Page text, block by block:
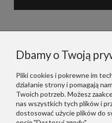
Warunki Zakupów
Dodatkowe Linki
Dbamy o Twoją
Pliki cookies i pokrewne im
działanie strony i pomagają
Twoich potrzeb. Możesz
nas wszystkich tych plików i
dostosować użycie plików do